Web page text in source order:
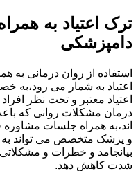
ترک اعتیاد به
دامپزشکی
استفاده از روان درمانی
اعتیاد به شمار می رود،به
اعتیاد معتبر و تحت نظر
درمان مشکلات روانی که
اند،به همراه جلسات
و پزشک متخصص می تواند به
بیانجامد و خطرات و مشکلاتی
شدت کاهش دهد.